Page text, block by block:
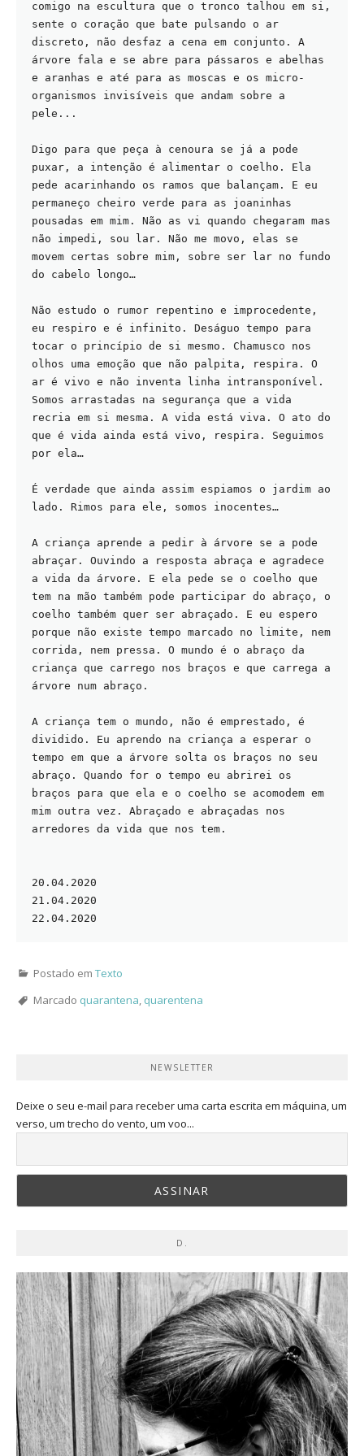
comigo na escultura que o tronco talhou em si,
sente o coração que bate pulsando o ar
discreto, não desfaz a cena em conjunto. A
árvore fala e se abre para pássaros e abelhas
e aranhas e até para as moscas e os micro-
organismos invisíveis que andam sobre a
pele...
Digo para que peça à cenoura se já a pode
puxar, a intenção é alimentar o coelho. Ela
pede acarinhando os ramos que balançam. E eu
permaneço cheiro verde para as joaninhas
pousadas em mim. Não as vi quando chegaram mas
não impedi, sou lar. Não me movo, elas se
movem certas sobre mim, sobre ser lar no fundo
do cabelo longo…
Não estudo o rumor repentino e improcedente,
eu respiro e é infinito. Deságuo tempo para
tocar o princípio de si mesmo. Chamusco nos
olhos uma emoção que não palpita, respira. O
ar é vivo e não inventa linha intransponível.
Somos arrastadas na segurança que a vida
recria em si mesma. A vida está viva. O ato do
que é vida ainda está vivo, respira. Seguimos
por ela…
É verdade que ainda assim espiamos o jardim ao
lado. Rimos para ele, somos inocentes…
A criança aprende a pedir à árvore se a pode
abraçar. Ouvindo a resposta abraça e agradece
a vida da árvore. E ela pede se o coelho que
tem na mão também pode participar do abraço, o
coelho também quer ser abraçado. E eu espero
porque não existe tempo marcado no limite, nem
corrida, nem pressa. O mundo é o abraço da
criança que carrego nos braços e que carrega a
árvore num abraço.
A criança tem o mundo, não é emprestado, é
dividido. Eu aprendo na criança a esperar o
tempo em que a árvore solta os braços no seu
abraço. Quando for o tempo eu abrirei os
braços para que ela e o coelho se acomodem em
mim outra vez. Abraçado e abraçadas nos
arredores da vida que nos tem.
20.04.2020
21.04.2020
22.04.2020
Postado em Texto
Marcado quarantena, quarentena
NEWSLETTER
Deixe o seu e-mail para receber uma carta escrita em máquina, um
verso, um trecho do vento, um voo...
D.